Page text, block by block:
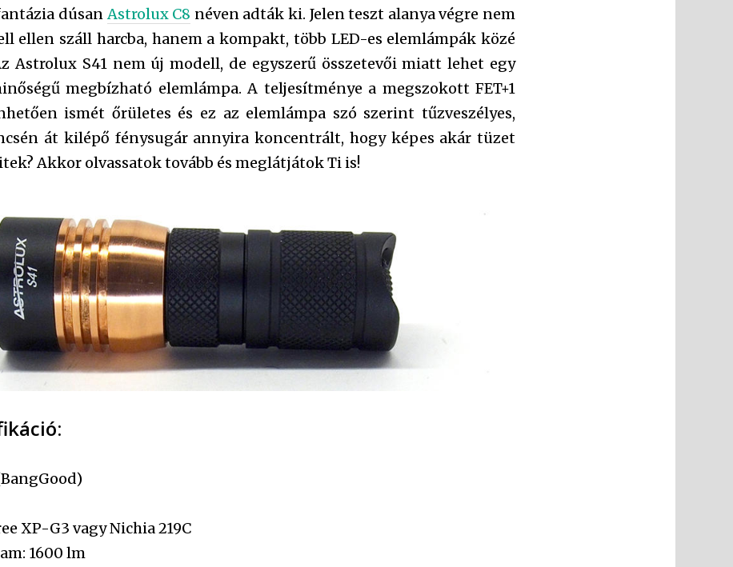
dúsanAstrolux C8 néven adták ki. Jelen teszt alanya végre nem
ellen száll harcba, hanem a kompakt, több LED-es elemlámpák közé
Astrolux S41 nem új modell, de egyszerű összetevői miatt lehet egy
megbízható elemlámpa. A teljesítménye a megszokott FET+1
ismét őrületes és ez az elemlámpa szó szerint tűzveszélyes,
át kilépő fénysugár annyira koncentrált, hogy képes akár tüzet
Akkor olvassatok tovább és meglátjátok Ti is!
XP-G3 vagy Nichia 219C
1600 lm